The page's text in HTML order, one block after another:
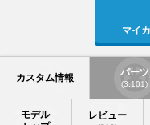
マイ
カスタム情報 パーツ
(3,101)
モデル
レビュー